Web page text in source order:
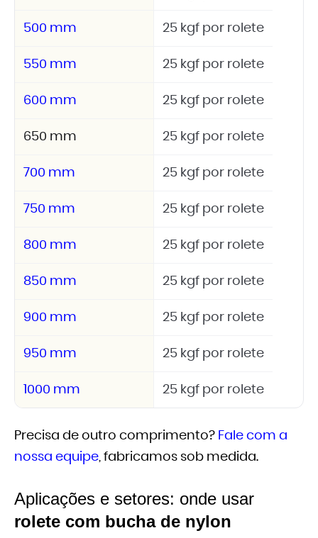
500 mm 25 kgf por rolete
550 mm 25 kgf por rolete
600 mm 25 kgf por rolete
650 mm 25 kgf por rolete
700 mm 25 kgf por rolete
750 mm 25 kgf por rolete
800 mm 25 kgf por rolete
850 mm 25 kgf por rolete
900 mm 25 kgf por rolete
950 mm 25 kgf por rolete
1000 mm 25 kgf por rolete
Precisa de outro comprimento? Fale com a
nossa equipe, fabricamos sob medida.
Aplicações e setores: onde usar
rolete com bucha de nylon